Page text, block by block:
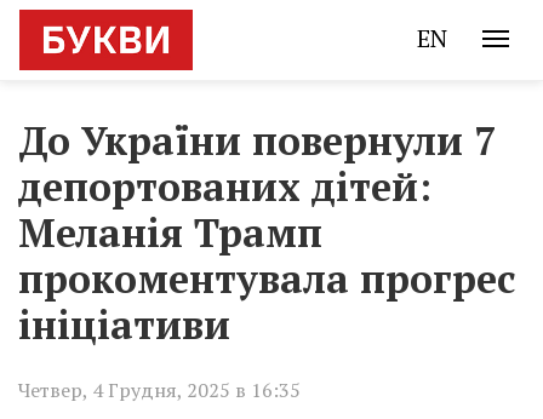
EN
До України повернули 7
депортованих дітей:
Меланія Трамп
прокоментувала прогрес
ініціативи
Четвер, 4 Грудня, 2025 в 16:35